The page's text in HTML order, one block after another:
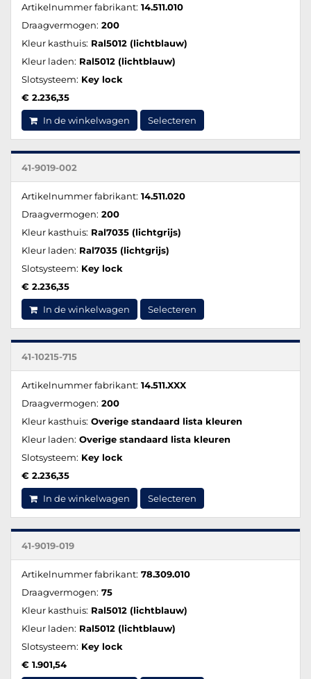
Artikelnummer fabrikant: 14.511.010
Draagvermogen: 200
Kleur kasthuis: Ral5012 (lichtblauw)
Kleur laden: Ral5012 (lichtblauw)
Slotsysteem: Key lock
€ 2.236,35
In de winkelwagen Selecteren
41-9019-002
Artikelnummer fabrikant: 14.511.020
Draagvermogen: 200
Kleur kasthuis: Ral7035 (lichtgrijs)
Kleur laden: Ral7035 (lichtgrijs)
Slotsysteem: Key lock
€ 2.236,35
In de winkelwagen Selecteren
41-10215-715
Artikelnummer fabrikant: 14.511.XXX
Draagvermogen: 200
Kleur kasthuis: Overige standaard lista kleuren
Kleur laden: Overige standaard lista kleuren
Slotsysteem: Key lock
€ 2.236,35
In de winkelwagen Selecteren
41-9019-019
Artikelnummer fabrikant: 78.309.010
Draagvermogen: 75
Kleur kasthuis: Ral5012 (lichtblauw)
Kleur laden: Ral5012 (lichtblauw)
Slotsysteem: Key lock
€ 1.901,54